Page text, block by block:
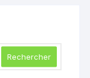
Rechercher